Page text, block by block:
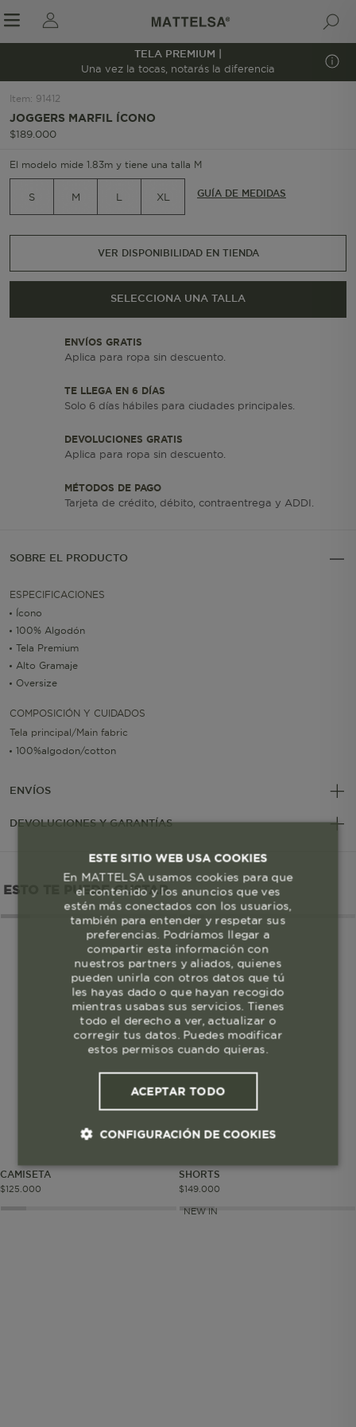
submenu
TELA PREMIUM |
Una vez la tocas, notarás la diferencia
Item: 91412
JOGGERS MARFIL ÍCONO
$189 000
El modelo mide 1.83m y tiene una talla M
S M L XL GUÍA DE MEDIDAS
VER DISPONIBILIDAD EN TIENDA
SELECCIONA UNA TALLA
ENVÍOS GRATIS
Aplica para ropa sin descuento.
TE LLEGA EN 6 DÍAS
Solo 6 días hábiles para ciudades principales.
DEVOLUCIONES GRATIS
Aplica para ropa sin descuento.
MÉTODOS DE PAGO
Tarjeta de crédito, débito, contraentrega y ADDI.
SOBRE EL PRODUCTO
ESPECIFICACIONES
Ícono
100% Algodón
Tela Premium
Alto Gramaje
Oversize
COMPOSICIÓN Y CUIDADOS
Tela principal/Main fabric
100%algodon/cotton
ENVÍOS
DEVOLUCIONES Y GARANTÍAS
ESTO TE PUEDE GUSTAR
CAMISETA
$125 000
SHORTS
$149. 000
NEW IN
ESTE SITIO WEB USA COOKIES
En MATTELSA usamos cookies para que
el contenido y los anuncios que ves
estén más conectados con los usuarios,
también para entender y respetar sus
preferencias. Podríamos llegar a
compartir esta información con
nuestros partners y aliados, quienes
pueden unirla con otros datos que tú
les hayas dado o que hayan recogido
mientras usabas sus servicios. Tienes
todo el derecho a ver, actualizar o
corregir tus datos. Puedes modificar
estos permisos cuando quieras.
ACEPTAR TODO
CONFIGURACIÓN DE COOKIES
Cookies esenciales y necesarias